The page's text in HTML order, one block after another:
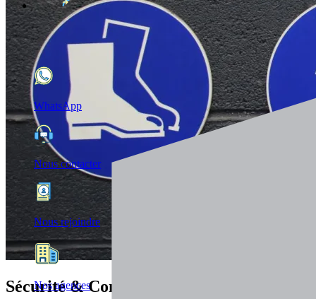
WhatsApp
Nous contacter
Nous rejoindre
Nos agences
Sécurité & Conditions de travail